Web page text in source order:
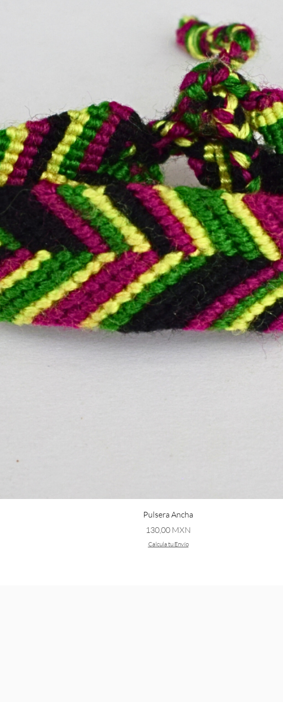
Vista rápida
Pulsera Ancha
Precio
130,00 MXN
Calcula tu Envío